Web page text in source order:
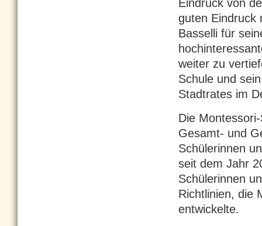
Eindruck von
guten Eindruck
Basselli für
weiter zu
Schule und
Stadtrates im
Die
Gesamt- und
Schülerinnen
seit dem Jahr
Schülerinnen
Richtlinien, die
entwickelte.